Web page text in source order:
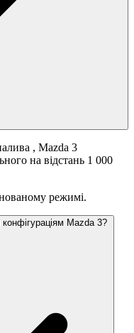
, Mazda 3
на відстань 1 000
режимі.
Mazda 3?